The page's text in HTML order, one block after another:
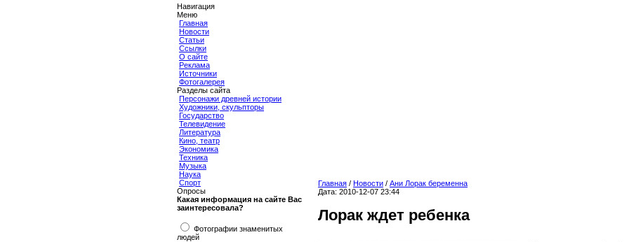
Навигация
Меню
Главная
Новости
Статьи
Ссылки
О сайте
Реклама
Источники
Фотогалерея
Разделы сайта
Персонажи древней истории
Художники, скульпторы
Государство
Телевидение
Литература
Кино, театр
Экономика
Техника
Музыка
Наука
Спорт
Опросы
Какая информация на сайте Вас
заинтересовала?
Фотографии знаменитых
людей
Главная / Новости / Ани Лорак беременна
Дата: 2010-12-07 23:44
Лорак ждет ребенка